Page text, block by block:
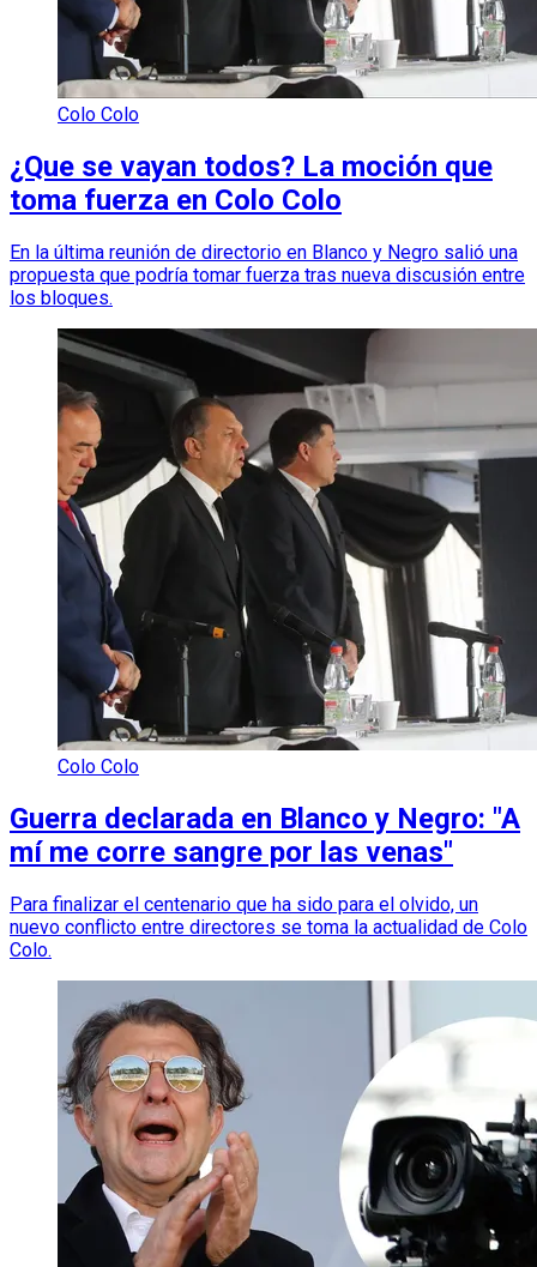
Colo Colo
¿Que se vayan todos? La moción que
toma fuerza en Colo Colo
En la última reunión de directorio en Blanco y Negro salió una
propuesta que podría tomar fuerza tras nueva discusión entre
los bloques.
Colo Colo
Guerra declarada en Blanco y Negro: "A
mí me corre sangre por las venas"
Para finalizar el centenario que ha sido para el olvido, un
nuevo conflicto entre directores se toma la actualidad de Colo
Colo.